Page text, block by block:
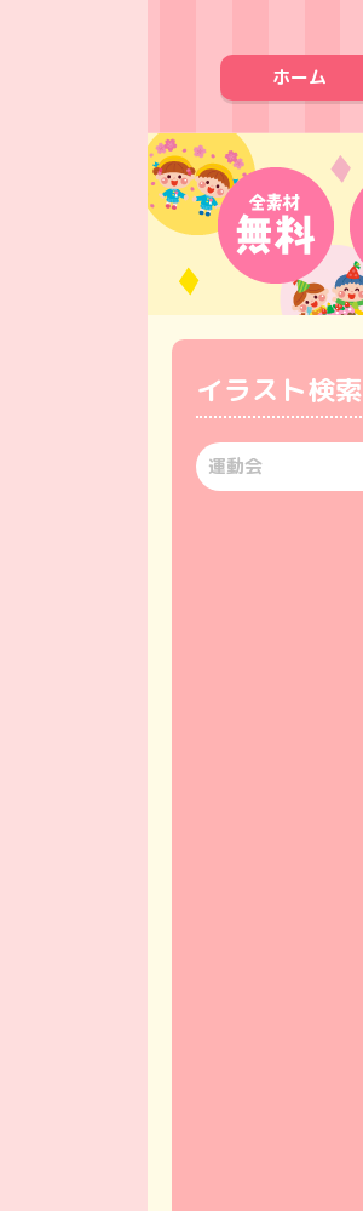
ホーム
イラスト検索